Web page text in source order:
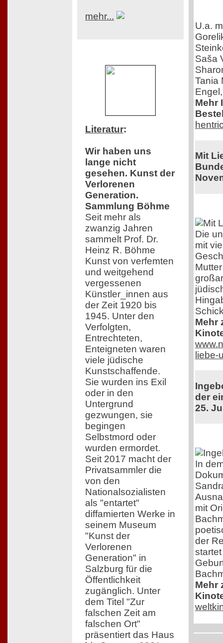
mehr...
Literatur:
Wir haben uns
lange nicht
gesehen. Kunst der
Verlorenen
Generation.
Sammlung Böhme
Seit mehr als
zwanzig Jahren
sammelt Prof. Dr.
Heinz R. Böhme
Kunst von verfemten
und weitgehend
vergessenen
Künstler_innen aus
der Zeit 1920 bis
1945. Unter den
Verfolgten,
Entrechteten,
Enteigneten waren
viele jüdische
Kunstschaffende.
Sie wurden ins Exil
oder in den
Untergrund
gezwungen, sie
begingen
Selbstmord oder
wurden ermordet.
Seit 2017 macht der
Privatsammler die
von den
Nationalsozialisten
als "entartet"
diffamierten Werke in
seinem Museum
"Kunst der
Verlorenen
Generation" in
Salzburg für die
Öffentlichkeit
zugänglich. Unter
dem Titel "Zur
falschen Zeit am
falschen Ort"
präsentiert das Haus
U.a.
Saša
Tania
Mehr
Mit
Die
mit
Mehr
liebe-
der
25.
In
mit
der
Mehr